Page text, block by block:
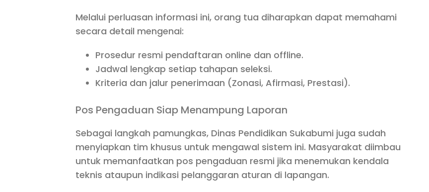
Melalui perluasan informasi ini, orang tua diharapkan dapat memahami
secara detail mengenai:
Prosedur resmi pendaftaran online dan offline.
Jadwal lengkap setiap tahapan seleksi.
Kriteria dan jalur penerimaan (Zonasi, Afirmasi, Prestasi).
Pos Pengaduan Siap Menampung Laporan
Sebagai langkah pamungkas, Dinas Pendidikan Sukabumi juga sudah
menyiapkan tim khusus untuk mengawal sistem ini. Masyarakat diimbau
untuk memanfaatkan pos pengaduan resmi jika menemukan kendala
teknis ataupun indikasi pelanggaran aturan di lapangan.